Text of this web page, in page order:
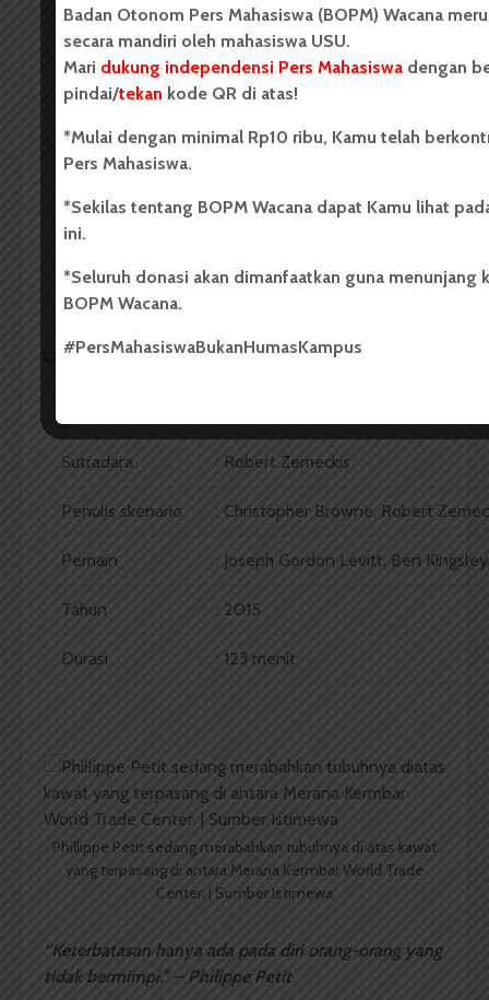
Mimpi Lelaki di Atas Kawat
Redaksi 29 Januari 2016
174 dilihat
Oleh: Dewi Annisa Putri
Sutradara : Robert Zemeckis
Penulis skenario : Christopher Browne, Robert
Pemain : Joseph Gordon Levitt, Ben
Tahun : 2015
Durasi : 123 menit
Phillippe Petit sedang merabahkan tubuhnya di atas kawat
yang terpasang di antara Merana Kermbar World Trade
Center. | Sumber Istimewa
“Keterbatasan hanya ada pada diri orang-orang yang
tidak bermimpi.” – Philippe Petit
Badan Otonom Pers Mahasiswa (BOPM) Wacana
secara mandiri oleh mahasiswa USU.
Mari dukung independensi Pers Mahasiswadengan
pindai/tekan kode QR di atas!
*Mulai dengan minimal Rp10 ribu, Kamu telah
Pers Mahasiswa.
*Sekilas tentang BOPM Wacana dapat Kamu lihat
ini.
*Seluruh donasi akan dimanfaatkan guna menunjang
BOPM Wacana.
#PersMahasiswaBukanHumasKampus